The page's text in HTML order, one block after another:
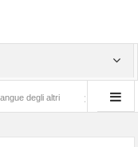
altri Lotta di classe… tra